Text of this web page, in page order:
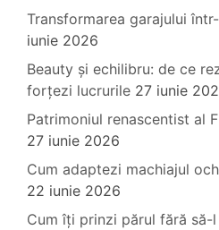
Transformarea garajului
iunie 2026
Beauty și echilibru: de ce
forțezi lucrurile 27 iunie
Patrimoniul renascentist al
27 iunie 2026
Cum adaptezi machiajul
22 iunie 2026
Cum îți prinzi părul fără să-